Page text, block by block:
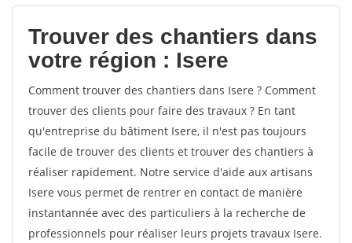
votes
Trouver des chantiers dans
votre région : Isere
Comment trouver des chantiers dans Isere ? Comment
trouver des clients pour faire des travaux ? En tant
qu'entreprise du bâtiment Isere, il n'est pas toujours
facile de trouver des clients et trouver des chantiers à
réaliser rapidement. Notre service d'aide aux artisans
Isere vous permet de rentrer en contact de manière
instantannée avec des particuliers à la recherche de
professionnels pour réaliser leurs projets travaux Isere.